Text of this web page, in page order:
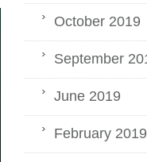
October 2019
September
June 2019
February 2019